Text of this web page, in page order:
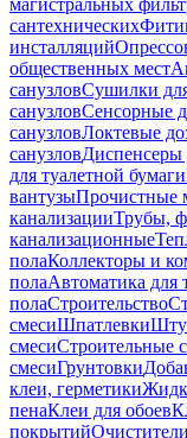
магистральных
сантехнических
инсталляций
общественных мест
санузловСушилки
санузловСенсорные
санузловЛоктевые
санузловДиспенсеры
для туалетной бумаги
вантузыПрочистные
канализацииТрубы,
канализационные
полаКоллекторы и
полаАвтоматика для
полаСтроительство
смесиШпатлевки
смесиСтроительные
смесиГрунтовки
клеи, герметики
пенаКлеи для обоев
покрытий